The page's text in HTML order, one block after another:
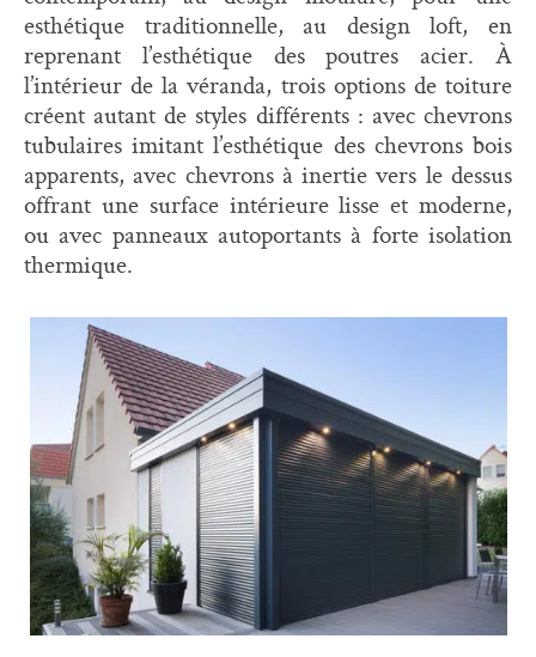
esthétique traditionnelle, au design loft, en
reprenant l’esthétique des poutres acier. À
l’intérieur de la véranda, trois options de toiture
créent autant de styles différents : avec chevrons
tubulaires imitant l’esthétique des chevrons bois
apparents, avec chevrons à inertie vers le dessus
offrant une surface intérieure lisse et moderne,
ou avec panneaux autoportants à forte isolation
thermique.